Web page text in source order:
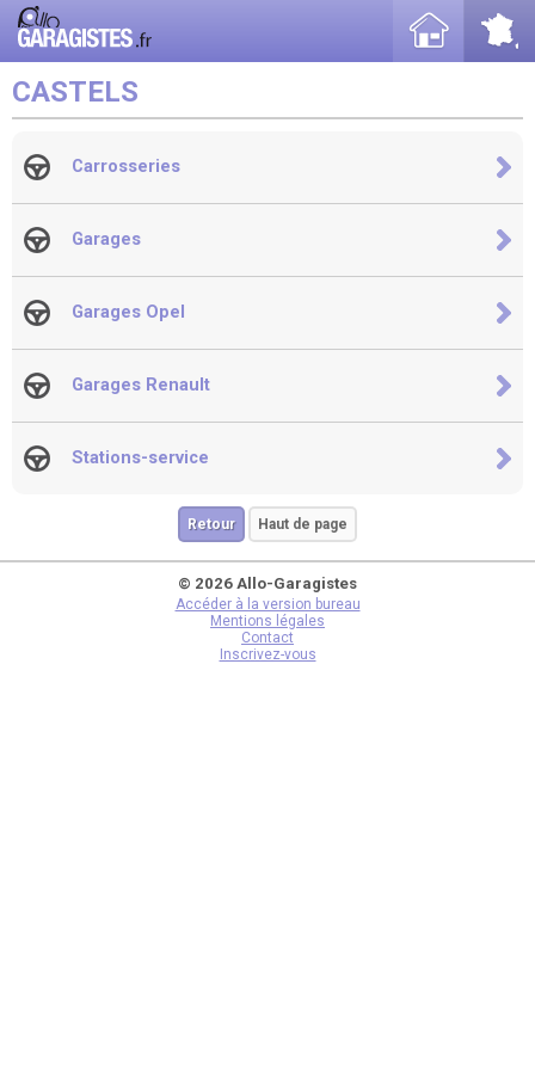
CASTELS
Carrosseries
Garages
Garages Opel
Garages Renault
Stations-service
Retour Haut de page
© 2026 Allo-Garagistes
Accéder à la version bureau
Mentions légales
Contact
Inscrivez-vous